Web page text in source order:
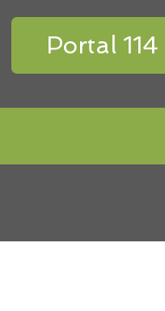
Portal 114